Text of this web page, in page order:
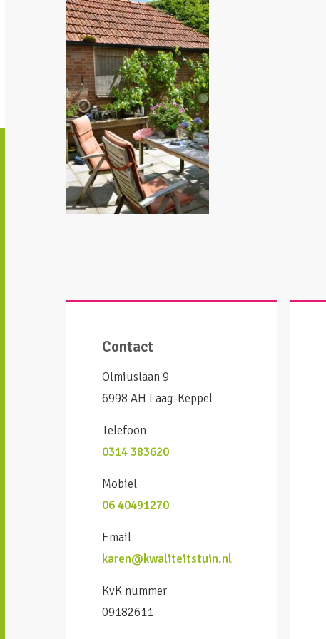
Contact
Olmiuslaan 9
6998 AH Laag-Keppel
Telefoon
0314 383620
Mobiel
06 40491270
Email
karen@kwaliteitstuin.nl
KvK nummer
09182611